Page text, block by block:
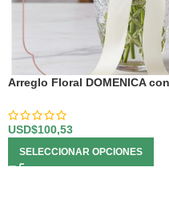
Arreglo Floral DOMENICA
USD$100,53
SELECCIONAR OPCIONES